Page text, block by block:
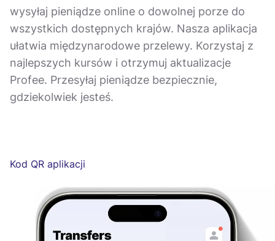
wysyłaj pieniądze online o dowolnej porze do
wszystkich dostępnych krajów. Nasza aplikacja
ułatwia międzynarodowe przelewy. Korzystaj z
najlepszych kursów i otrzymuj aktualizacje
Profee. Przesyłaj pieniądze bezpiecznie,
gdziekolwiek jesteś.
Kod QR aplikacji